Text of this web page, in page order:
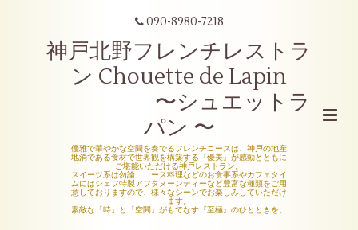
090-8980-7218
神戸北野フレンチレストラ
ン Chouette de Lapin
〜シュエットラ
パン 〜
優雅で華やかな空間を奏でるフレンチコースは、神戸の地産
地消である食材で世界観を構築する『優美』が感動とともに
ご堪能いただける神戸レストラン。
スイーツ系は勿論、コース料理などのお食事系やカフェタイ
ムにはシェフ特製アフタヌーンティーなど豊富な種類をご用
意しておりますので、様々なシーンでお楽しみしていただけ
ます。
素敵な「時」と「空間」がもてなす『至極』のひとときを。